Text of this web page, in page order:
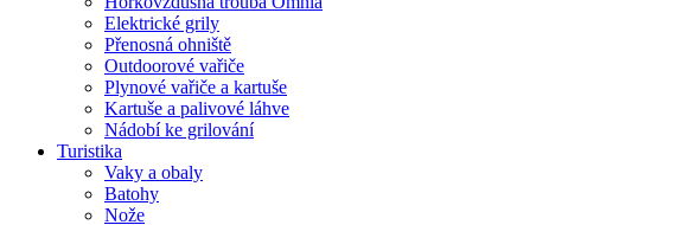
Elektrické grily
Přenosná ohniště
Outdoorové vařiče
Plynové vařiče a kartuše
Kartuše a palivové láhve
Nádobí ke grilování
Turistika
Vaky a obaly
Batohy
Nože